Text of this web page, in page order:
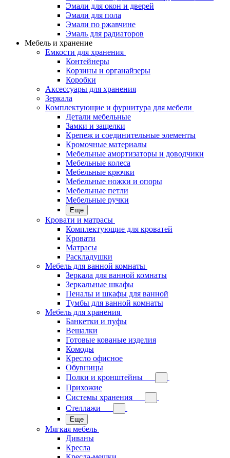
Эмали для окон и дверей
Эмали для пола
Эмали по ржавчине
Эмаль для радиаторов
Мебель и хранение
Емкости для хранения
Контейнеры
Корзины и органайзеры
Коробки
Аксессуары для хранения
Зеркала
Комплектующие и фурнитура для мебели
Детали мебельные
Замки и защелки
Крепеж и соединительные элементы
Кромочные материалы
Мебельные амортизаторы и доводчики
Мебельные колеса
Мебельные крючки
Мебельные ножки и опоры
Мебельные петли
Мебельные ручки
Еще
Кровати и матрасы
Комплектующие для кроватей
Кровати
Матрасы
Раскладушки
Мебель для ванной комнаты
Зеркала для ванной комнаты
Зеркальные шкафы
Пеналы и шкафы для ванной
Тумбы для ванной комнаты
Мебель для хранения
Банкетки и пуфы
Вешалки
Готовые кованые изделия
Комоды
Кресло офисное
Обувницы
Полки и кронштейны
Прихожие
Системы хранения
Стеллажи
Еще
Мягкая мебель
Диваны
Кресла